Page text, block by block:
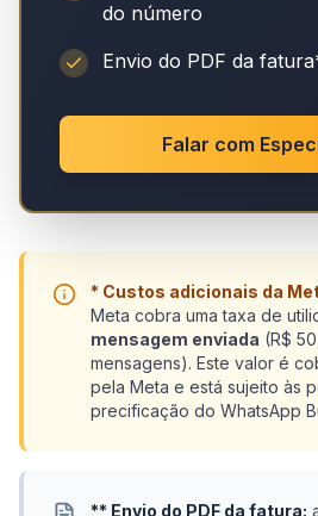
do número
Envio do PDF da
Falar com
* Custos adicionais da
Meta cobra uma taxa de
mensagem enviada (R$
mensagens). Este valor é
pela Meta e está sujeito às
precificação do WhatsApp
** Envio do PDF da fatura: